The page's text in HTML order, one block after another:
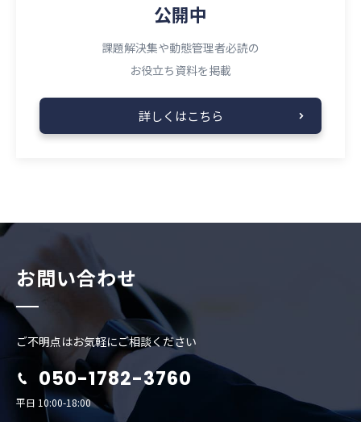
公開中
課題解決集や動態管理者必読の
お役立ち資料を掲載
詳しくはこちら
お問い合わせ
ご不明点はお気軽にご相談ください
050-1782-3760
平日 10:00-18:00